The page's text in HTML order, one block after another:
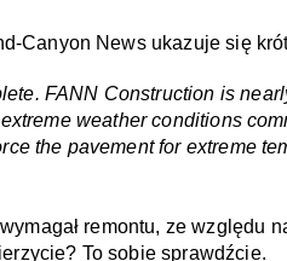
Canyon News ukazuje się
FANN Construction is
weather conditions
the pavement for extreme
remontu, ze względu
To sobie sprawdźcie.